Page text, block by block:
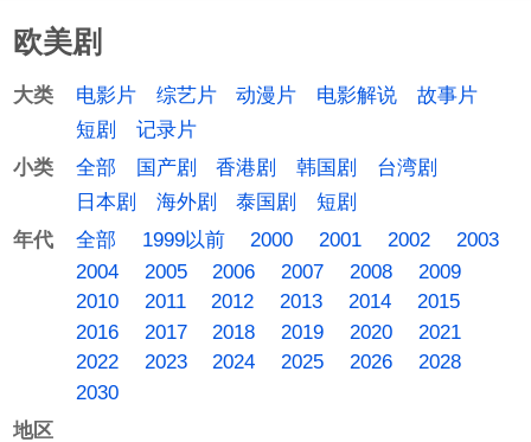
马丽,汤唯,王小利,王
学兵,王学圻,温兆伦,
德,于嘉,袁成杰
林志玲 chiling lin,柳
欧美剧
大类 电影片 综艺片 动漫片 电影解说
故事片
短剧
记录片
小类
全部 国产剧 香港剧 韩国剧
台湾剧
日本剧
海外剧 泰国剧
短剧
年代
全部 1999以前 2000 2001 2002
2003
2004
2005 2006 2007 2008
2009
2010
2011 2012 2013 2014
2015
2016
2017 2018 2019 2020
2021
2022
2023 2024 2025 2026
2028
2030
地区